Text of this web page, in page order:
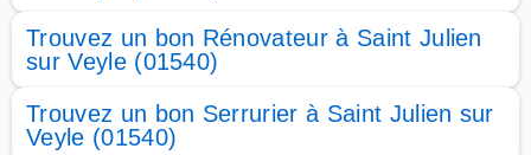
Trouvez un bon Rénovateur à Saint Julien
sur Veyle (01540)
Trouvez un bon Serrurier à Saint Julien sur
Veyle (01540)